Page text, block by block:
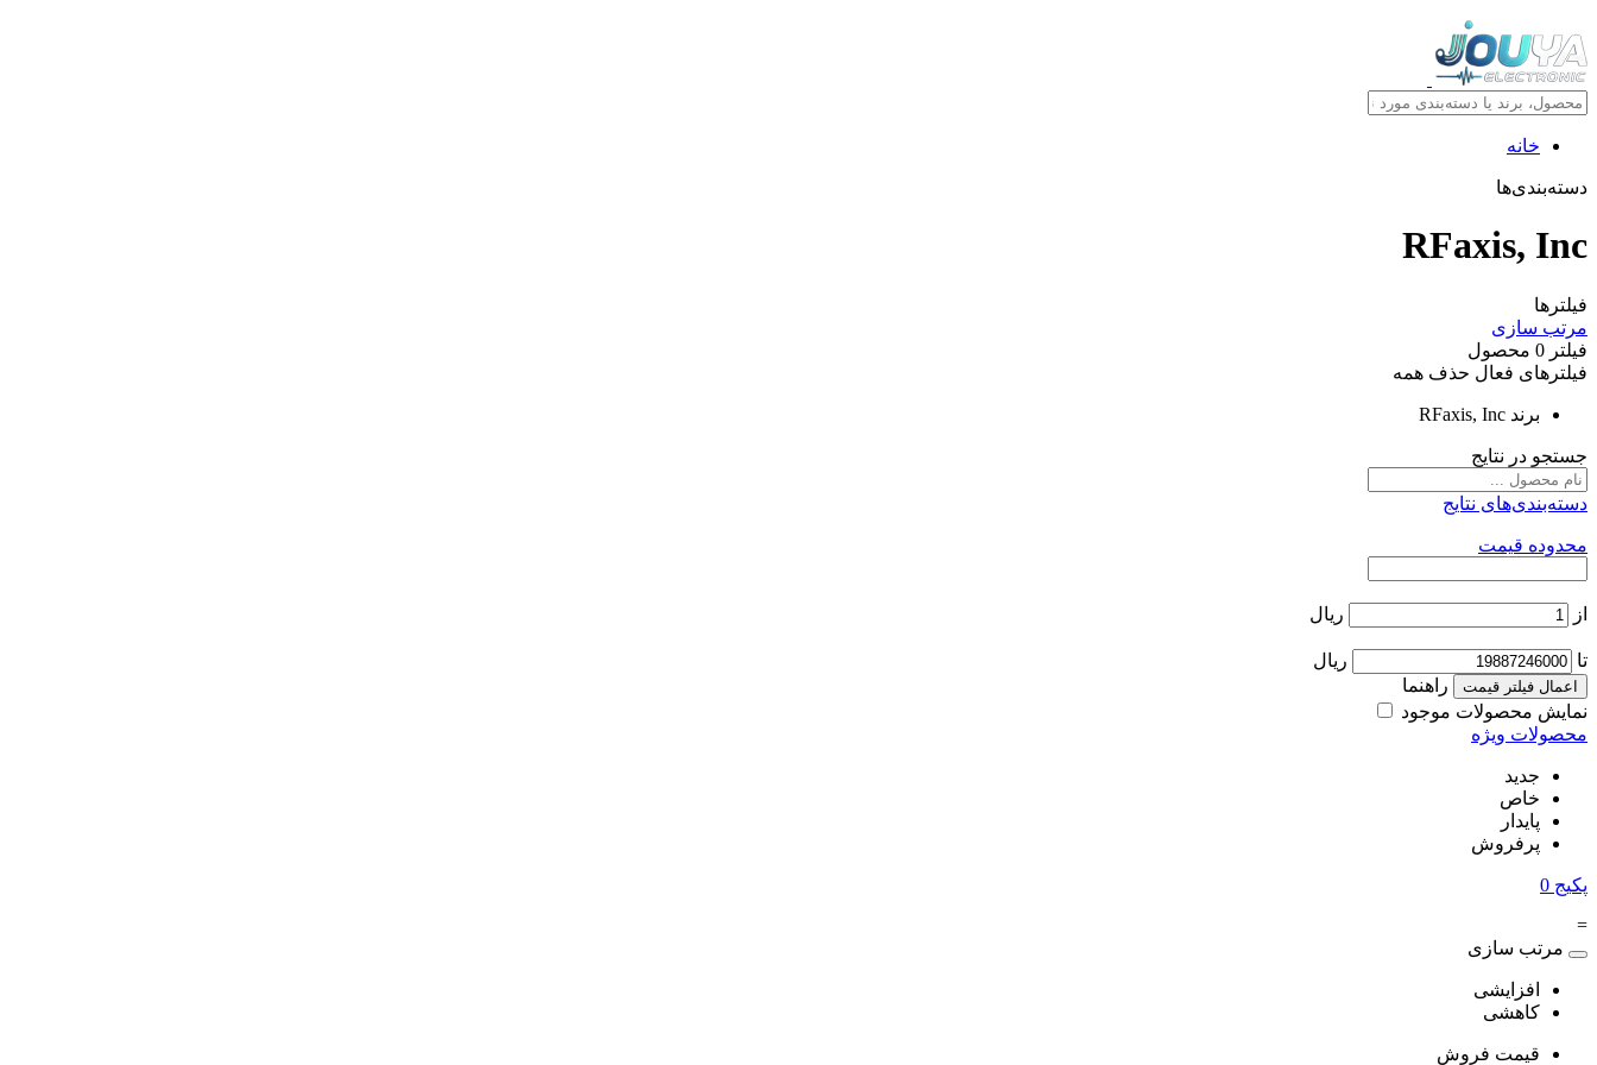
خانه
دسته‌بندی‌ها
RFaxis, Inc
فیلترها
مرتب سازی
فیلتر 0 محصول
فیلترهای فعال حذف همه
برند RFaxis, Inc
جستجو در نتایج
دسته‌بندی‌های نتایج
محدوده قیمت
از ریال
تا ریال
اعمال فیلتر قیمت
راهنما
نمایش محصولات موجود
محصولات ویژه
جدید
خاص
پایدار
پرفروش
پکیج 0
=
مرتب سازی
افزایشی
کاهشی
قیمت فروش